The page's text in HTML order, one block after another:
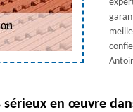
sérieux en œuvre